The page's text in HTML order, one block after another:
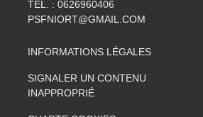
TÉL. : 0626960406
PSFNIORT@GMAIL.COM
INFORMATIONS LÉGALES
SIGNALER UN CONTENU
INAPPROPRIÉ